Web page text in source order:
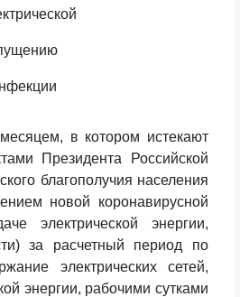
в котором истекают
Президента Российской
благополучия населения
новой коронавирусной
электрической энергии,
за расчетный период по
электрических сетей,
энергии, рабочими сутками